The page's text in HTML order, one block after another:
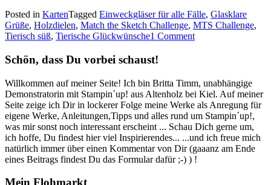
Honigbienchen…“
Posted in KartenTagged Einweckgläser für alle Fälle, Glasklare
Grüße, Holzdielen, Match the Sketch Challenge, MTS Challenge,
Tierisch süß, Tierische Glückwünsche1 Comment
Schön, dass Du vorbei schaust!
Willkommen auf meiner Seite! Ich bin Britta Timm, unabhängige
Demonstratorin mit Stampin´up! aus Altenholz bei Kiel. Auf meiner
Seite zeige ich Dir in lockerer Folge meine Werke als Anregung für
eigene Werke, Anleitungen,Tipps und alles rund um Stampin´up!,
was mir sonst noch interessant erscheint ... Schau Dich gerne um,
ich hoffe, Du findest hier viel Inspirierendes... ...und ich freue mich
natürlich immer über einen Kommentar von Dir (gaaanz am Ende
eines Beitrags findest Du das Formular dafür ;-) ) !
Mein Flohmarkt